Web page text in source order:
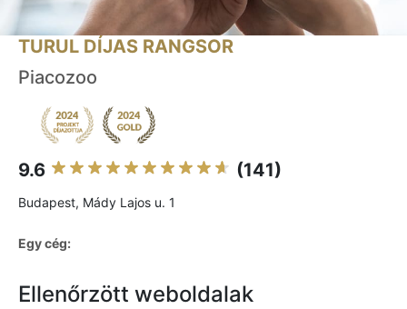
TURUL DÍJAS RANGSOR
Piacozoo
9.6 (141)
Budapest, Mády Lajos u. 1
Egy cég:
Ellenőrzött weboldalak